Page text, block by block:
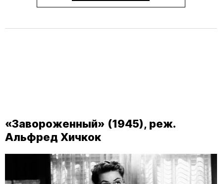
«Завороженный» (1945), реж.
Альфред Хичкок